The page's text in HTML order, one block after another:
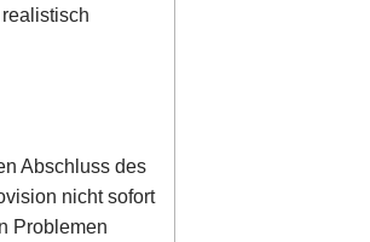
Abschluss des
nicht sofort
Problemen